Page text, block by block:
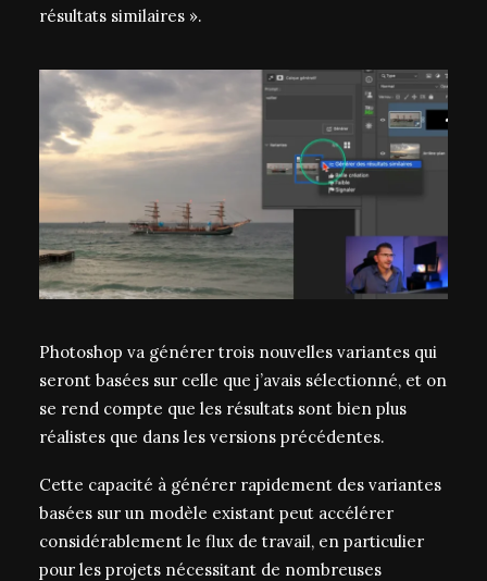
résultats similaires ».
Photoshop va générer trois nouvelles variantes qui
seront basées sur celle que j’avais sélectionné, et on
se rend compte que les résultats sont bien plus
réalistes que dans les versions précédentes.
Cette capacité à générer rapidement des variantes
basées sur un modèle existant peut accélérer
considérablement le flux de travail, en particulier
pour les projets nécessitant de nombreuses